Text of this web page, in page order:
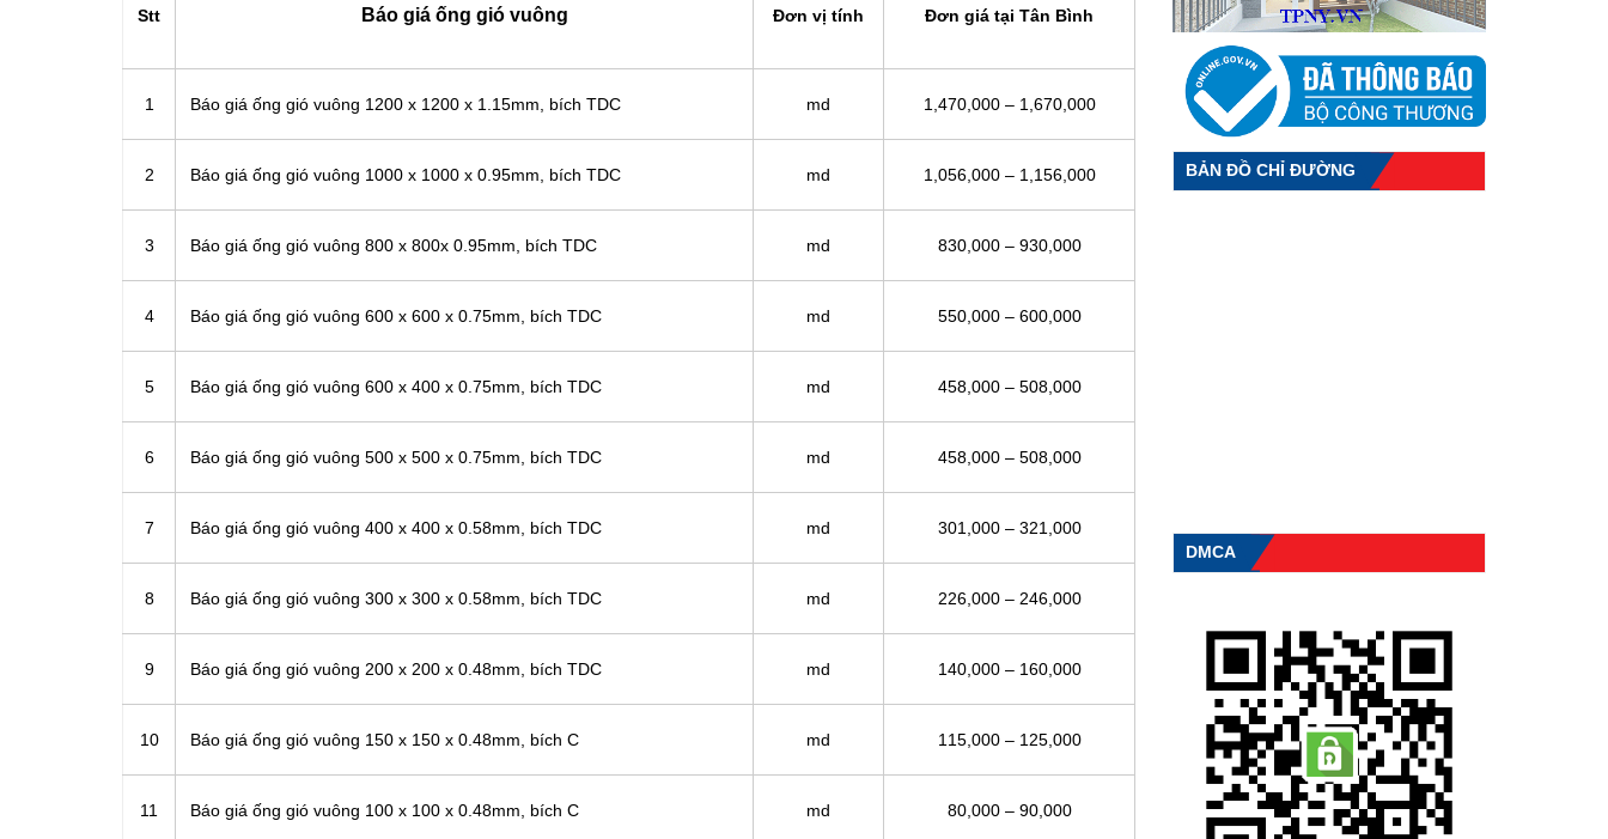
Stt Báo giá ống gió vuông Đơn vị tính Đơn giá tại Tân Bình
1 Báo giá ống gió vuông 1200 x 1200 x 1.15mm, bích TDC md 1,470,000 – 1,670,000
2 Báo giá ống gió vuông 1000 x 1000 x 0.95mm, bích TDC md 1,056,000 – 1,156,000
3 Báo giá ống gió vuông 800 x 800x 0.95mm, bích TDC md 830,000 – 930,000
4 Báo giá ống gió vuông 600 x 600 x 0.75mm, bích TDC md 550,000 – 600,000
5 Báo giá ống gió vuông 600 x 400 x 0.75mm, bích TDC md 458,000 – 508,000
6 Báo giá ống gió vuông 500 x 500 x 0.75mm, bích TDC md 458,000 – 508,000
7 Báo giá ống gió vuông 400 x 400 x 0.58mm, bích TDC md 301,000 – 321,000
8 Báo giá ống gió vuông 300 x 300 x 0.58mm, bích TDC md 226,000 – 246,000
9 Báo giá ống gió vuông 200 x 200 x 0.48mm, bích TDC md 140,000 – 160,000
10 Báo giá ống gió vuông 150 x 150 x 0.48mm, bích C md 115,000 – 125,000
11 Báo giá ống gió vuông 100 x 100 x 0.48mm, bích C md 80,000 – 90,000
BẢN ĐỒ CHỈ ĐƯỜNG
DMCA